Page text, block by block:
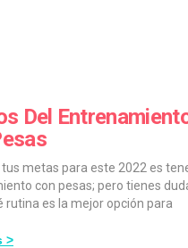
Del
tus metas para este 2022 es
con pesas; pero tienes
rutina es la mejor opción para
>